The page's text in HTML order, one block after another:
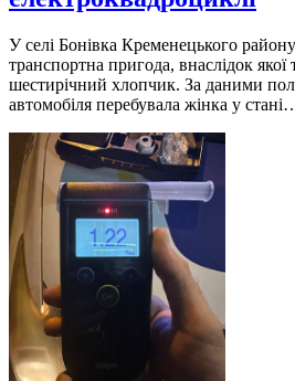
У селі Бонівка Кременецького
транспортна пригода, внаслідок
шестирічний хлопчик. За даними
автомобіля перебувала жінка у